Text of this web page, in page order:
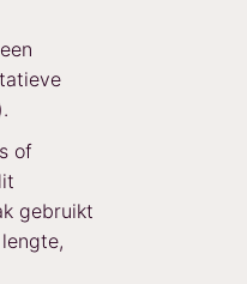
of
gebruikt